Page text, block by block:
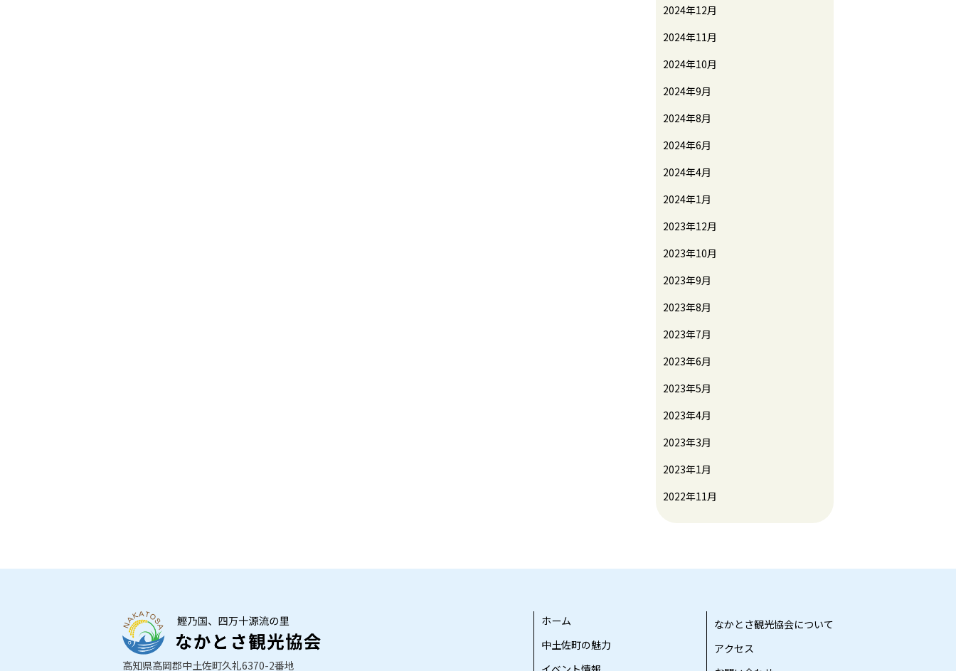
2024年12月
2024年11月
2024年10月
2024年9月
2024年8月
2024年6月
2024年4月
2024年1月
2023年12月
2023年10月
2023年9月
2023年8月
2023年7月
2023年6月
2023年5月
2023年4月
2023年3月
2023年1月
2022年11月
高知県高岡郡中土佐町久礼6370-2番地
ホーム
中土佐町の魅力
なかとさ観光協会について
アクセス